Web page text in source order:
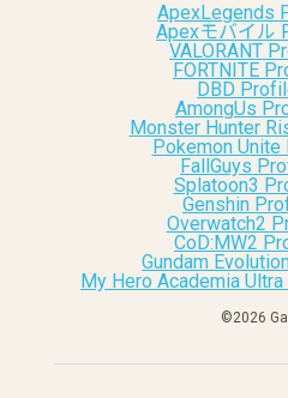
ApexLegends
Apexモバイル
VALORANT
FORTNITE
DBD
AmongUs
Monster Hunter
Pokemon Unite
FallGuys
Splatoon3
Genshin
Overwatch2
CoD:MW2
Gundam
My Hero Academia
©︎2026